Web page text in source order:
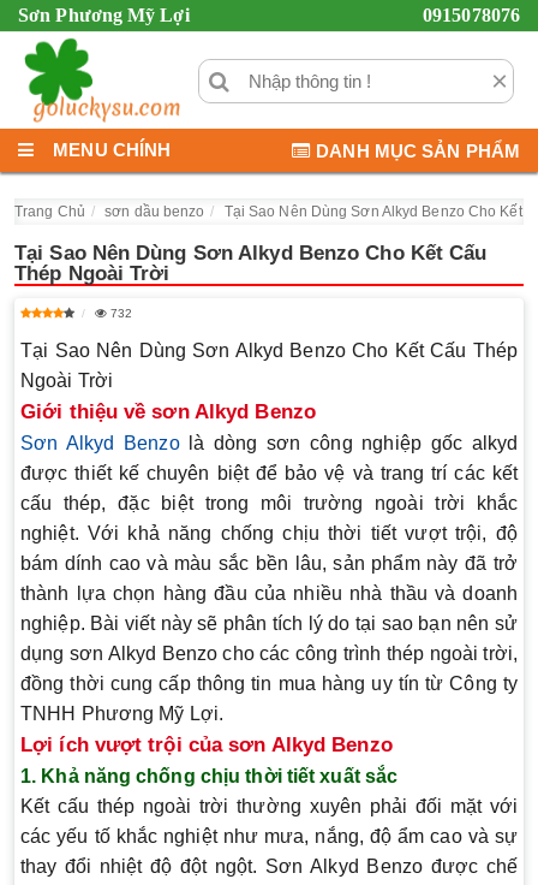
Sơn Phương Mỹ Lợi 0915078076
×
MENU CHÍNH DANH MỤC SẢN PHẨM
Trang Chủ sơn dầu benzo Tại Sao Nên Dùng Sơn Alkyd Benzo Cho Kết
Tại Sao Nên Dùng Sơn Alkyd Benzo Cho Kết Cấu
Thép Ngoài Trời
732
Tại Sao Nên Dùng Sơn Alkyd Benzo Cho Kết Cấu Thép
Ngoài Trời
Giới thiệu về sơn Alkyd Benzo
Sơn Alkyd Benzolà dòng sơn công nghiệp gốc alkyd
được thiết kế chuyên biệt để bảo vệ và trang trí các kết
cấu thép, đặc biệt trong môi trường ngoài trời khắc
nghiệt. Với khả năng chống chịu thời tiết vượt trội, độ
bám dính cao và màu sắc bền lâu, sản phẩm này đã trở
thành lựa chọn hàng đầu của nhiều nhà thầu và doanh
nghiệp. Bài viết này sẽ phân tích lý do tại sao bạn nên sử
dụng sơn Alkyd Benzo cho các công trình thép ngoài trời,
đồng thời cung cấp thông tin mua hàng uy tín từ Công ty
TNHH Phương Mỹ Lợi.
Lợi ích vượt trội của sơn Alkyd Benzo
1. Khả năng chống chịu thời tiết xuất sắc
Kết cấu thép ngoài trời thường xuyên phải đối mặt với
các yếu tố khắc nghiệt như mưa, nắng, độ ẩm cao và sự
thay đổi nhiệt độ đột ngột. Sơn Alkyd Benzo được chế